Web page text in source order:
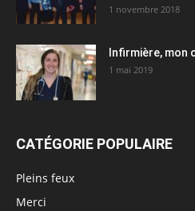
1 novembre 2018
Infirmière, mon
1 mai 2019
CATÉGORIE POPULAIRE
Pleins feux
Merci